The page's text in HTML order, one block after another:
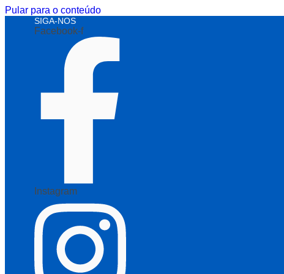
Pular para o conteúdo
SIGA-NOS
Facebook-f
Instagram